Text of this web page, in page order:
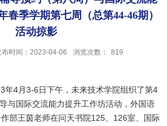
春季学期第七周（总第44-46期）
活动掠影
布时间：2023-04-06 浏览次数： 819
年4月3-6日下午，未来技术学院组织了第4
与国际交流能力提升工作坊活动，外国语
部王茵老师在问天书院125、126室、国际